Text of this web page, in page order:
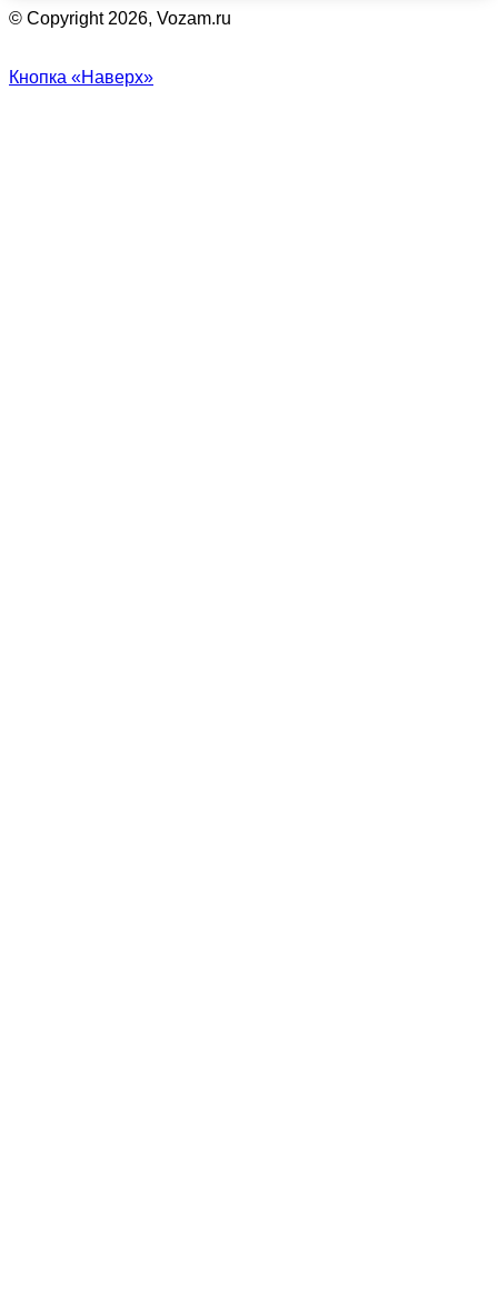
© Copyright 2026, Vozam.ru
Кнопка «Наверх»